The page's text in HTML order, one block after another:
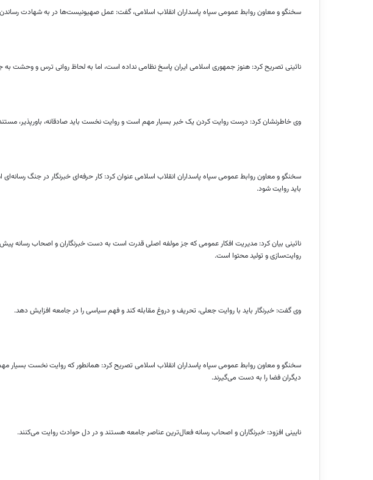
سخنگو و معاون روابط عمومی سپاه پاسداران انقلاب اسلامی، گفت: عمل صهیونیست‌ها در به شهادت رساندن
نائینی تصریح کرد: هنوز جمهوری اسلامی ایران پاسخ نظامی نداده است، اما به لحاظ روانی ترس و وحشت
وی خاطرنشان کرد: درست روایت کردن یک خبر بسیار مهم است و روایت نخست باید صادقانه، باورپذیر،
سخنگو و معاون روابط عمومی سپاه پاسداران انقلاب اسلامی عنوان کرد: کار حرفه‌ای خبرنگار در جنگ
باید روایت شود.
نائینی بیان کرد: مدیریت افکار عمومی که جز مولفه اصلی قدرت است به دست خبرنگاران و اصحاب رسانه
روایت‌سازی و تولید محتوا است.
وی گفت: خبرنگار باید با روایت جعلی، تحریف و دروغ مقابله کند و فهم سیاسی را در جامعه افزایش دهد.
سخنگو و معاون روابط عمومی سپاه پاسداران انقلاب اسلامی تصریح کرد: همانطور که روایت نخست
دیگران فضا را به دست می‌گیرند.
نایینی افزود: خبرنگاران و اصحاب رسانه فعال‌ترین عناصر جامعه هستند و در دل حوادث روایت می‌کنند.